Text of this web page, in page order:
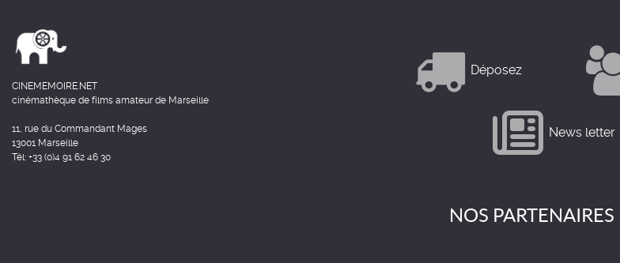
CINEMEMOIRE.NET
cinémathèque de films amateur de Marseille
11, rue du Commandant Mages
13001 Marseille
Tél: +33 (0)4 91 62 46 30
Déposez
News letter
NOS PARTENAIRES